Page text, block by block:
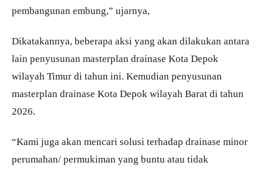
pembangunan embung,” ujarnya,
Dikatakannya, beberapa aksi yang akan dilakukan antara
lain penyusunan masterplan drainase Kota Depok
wilayah Timur di tahun ini. Kemudian penyusunan
masterplan drainase Kota Depok wilayah Barat di tahun
2026.
“Kami juga akan mencari solusi terhadap drainase minor
perumahan/ permukiman yang buntu atau tidak